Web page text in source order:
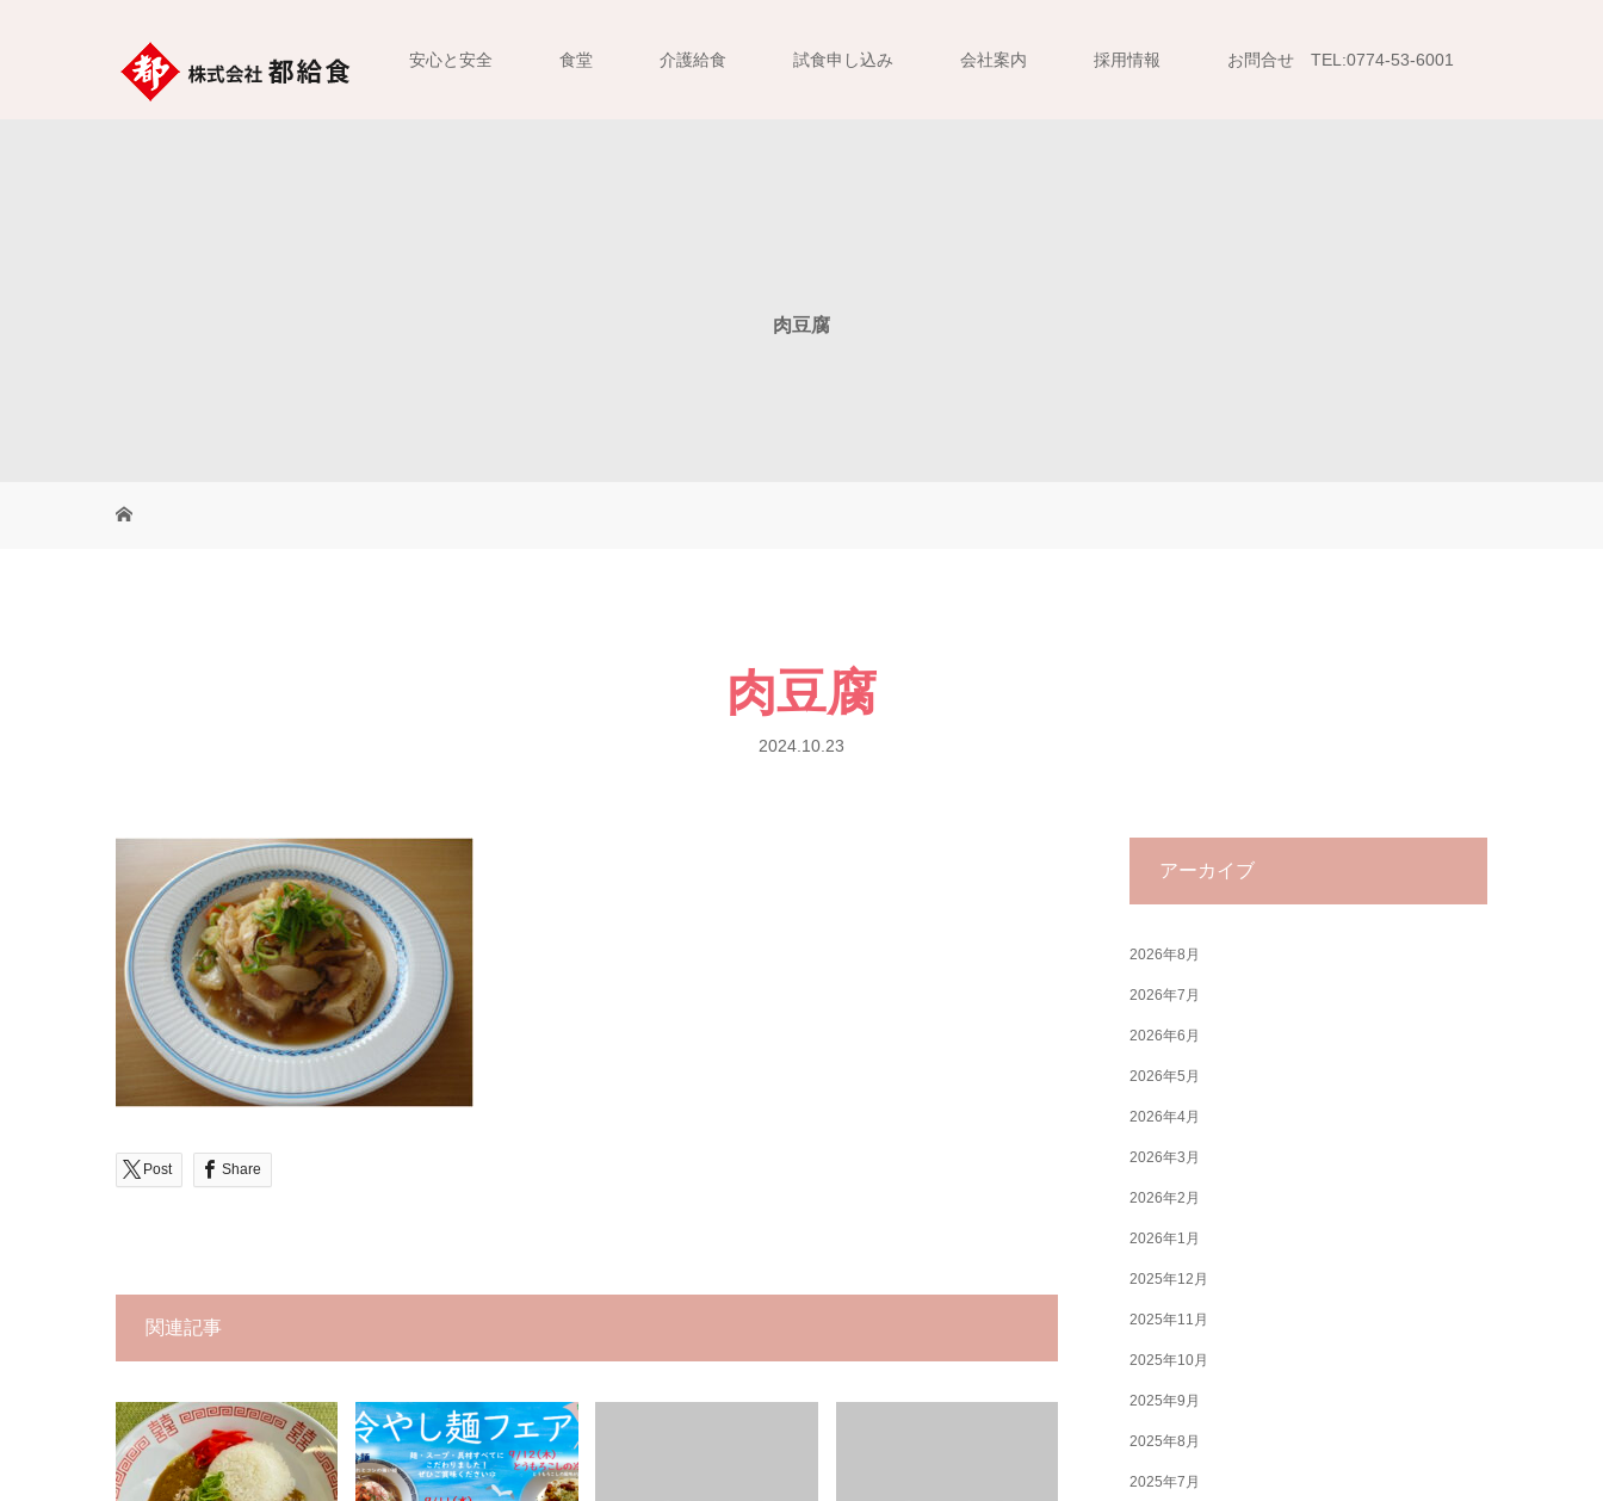
安心と安全 食堂 介護給食 試食申し込み 会社案内 採用情報 お問合せ TEL:0774-53-6001
肉豆腐
肉豆腐
2024.10.23
Post Share
関連記事
アーカイブ
2026年8月
2026年7月
2026年6月
2026年5月
2026年4月
2026年3月
2026年2月
2026年1月
2025年12月
2025年11月
2025年10月
2025年9月
2025年8月
2025年7月